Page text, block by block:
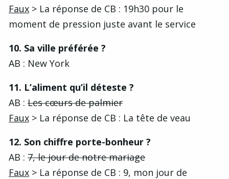
Faux > La réponse de CB : 19h30 pour le
moment de pression juste avant le service
10. Sa ville préférée ?
AB : New York
11. L’aliment qu’il déteste ?
AB : Les cœurs de palmier
Faux > La réponse de CB : La tête de veau
12. Son chiffre porte-bonheur ?
AB : 7, le jour de notre mariage
Faux > La réponse de CB : 9, mon jour de